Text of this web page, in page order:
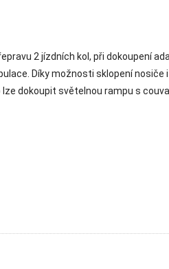
2 jízdních kol, při dokoupení
Díky možnosti sklopení
dokoupit světelnou rampu s